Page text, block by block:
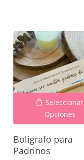
Seleccionar
Opciones
Bolígrafo para
Padrinos